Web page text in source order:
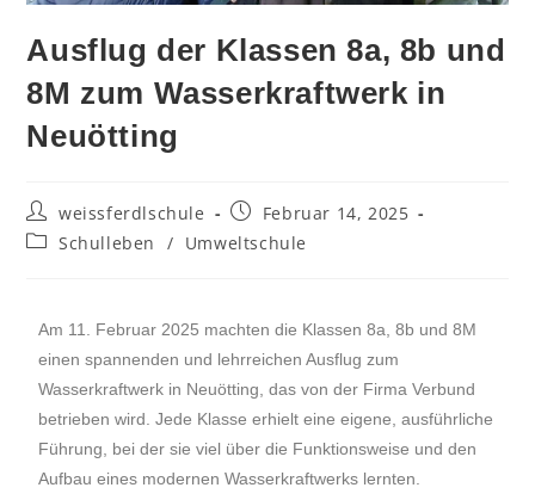
Ausflug der Klassen 8a, 8b und
8M zum Wasserkraftwerk in
Neuötting
weissferdlschule
Februar 14, 2025
Schulleben
/ Umweltschule
Am 11. Februar 2025 machten die Klassen 8a, 8b und 8M
einen spannenden und lehrreichen Ausflug zum
Wasserkraftwerk in Neuötting, das von der Firma Verbund
betrieben wird. Jede Klasse erhielt eine eigene, ausführliche
Führung, bei der sie viel über die Funktionsweise und den
Aufbau eines modernen Wasserkraftwerks lernten.